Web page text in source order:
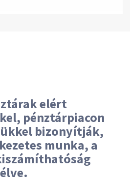
elért
pénztárpiacon
bizonyítják,
munka, a